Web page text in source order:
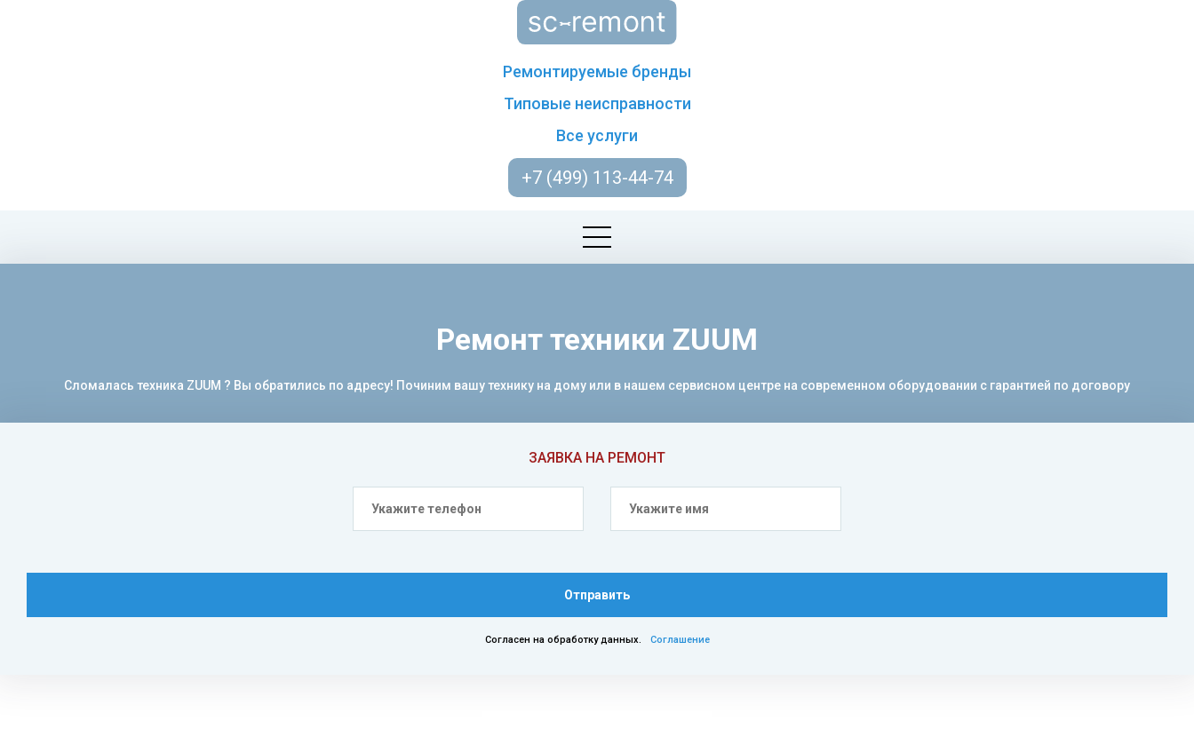
Ремонтируемые бренды
Типовые неисправности
Все услуги
+7 (499) 113-44-74
ЗАЯВКА НА РЕМОНТ
Отправить
Согласен на обработку данных. Соглашение
Ремонт техники ZUUM
Сломалась техника ZUUM ? Вы обратились по адресу! Починим вашу технику на дому или в нашем сервисном центре на современном оборудовании с гарантией по договору